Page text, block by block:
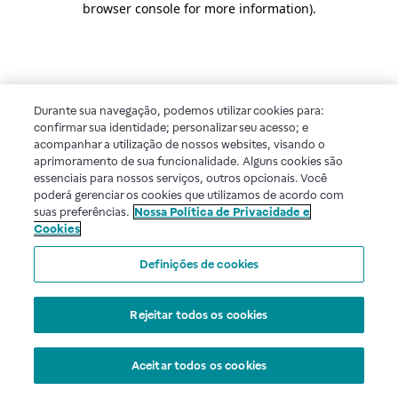
browser console for more information).
Durante sua navegação, podemos utilizar cookies para:
confirmar sua identidade; personalizar seu acesso; e
acompanhar a utilização de nossos websites, visando o
aprimoramento de sua funcionalidade. Alguns cookies são
essenciais para nossos serviços, outros opcionais. Você
poderá gerenciar os cookies que utilizamos de acordo com
suas preferências. Nossa Política de Privacidade e
Cookies
Definições de cookies
Rejeitar todos os cookies
Aceitar todos os cookies